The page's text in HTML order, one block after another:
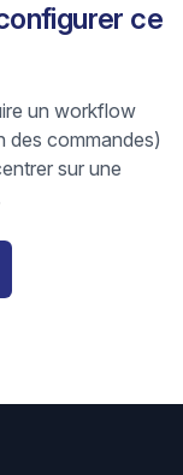
ce
un workflow
des commandes)
sur une